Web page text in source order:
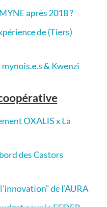
après 2018 ?
de (Tiers)
& Kwenzi
OXALIS x La
des Castors
de l’AURA